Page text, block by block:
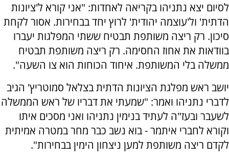
לסיום יצא נתניהו בקריאה לאחדות: "אני קורא ל'ציונות
הדתית' ול'עוצמה יהודית' לרוץ יחד בבחירות. אסור לקחת
סיכון. רק ריצה משותפת תבטיח ששתי המפלגות יעברו
בוודאות את אחוז החסימה. רק ריצה משותפת תבטיח
ממשלה בלי המשותפת. איחוד הכוחות הוא צו השעה".
יושב ראש מפלגת הציונות הדתית בצלאל סמוטריץ' הגיב
לדברי נתניהו ואמר: "שמעתי את דבריו של ראש הממשלה
לשעבר ובעז"ה לעתיד בנימין נתניהו ואני מסכים איתו
וקורא לחברי איתמר - בוא נשב כבר מחר במטרה אמיתית
לקדם ריצה משותפת למען ניצחון הימין בבחירות".